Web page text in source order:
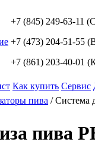
+7 (845) 249-63-11
+7 (473) 204-51-55
+7 (861) 203-40-01
Как купить Сервис
пива /Система
пива